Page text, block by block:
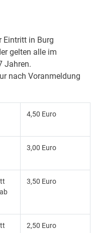
Eintritt in Burg
gelten alle im
Jahren.
nach Voranmeldung
4,50 Euro
3,00 Euro
3,50 Euro
2,50 Euro